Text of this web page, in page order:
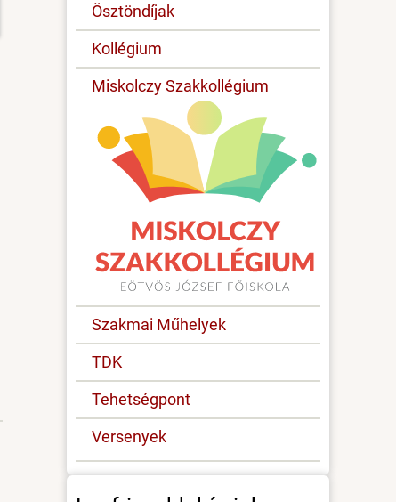
Ösztöndíjak
Kollégium
Miskolczy Szakkollégium
Szakmai Műhelyek
TDK
Tehetségpont
Versenyek